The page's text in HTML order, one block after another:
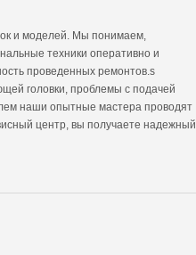
и моделей. Мы понимаем,
техники оперативно и
проведенных ремонтов.s
головки, проблемы с подачей
наши опытные мастера проводят
центр, вы получаете надежный